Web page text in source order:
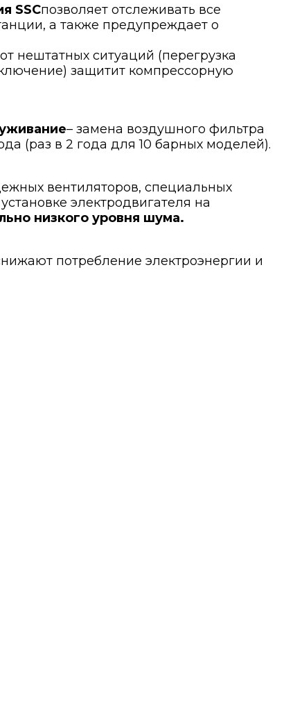
SSCпозволяет отслеживать все
а также предупреждает о
нештатных ситуаций (перегрузка
защитит компрессорную
– замена воздушного фильтра
(раз в 2 года для 10 барных моделей).
вентиляторов, специальных
электродвигателя на
низкого уровня шума.
потребление электроэнергии и